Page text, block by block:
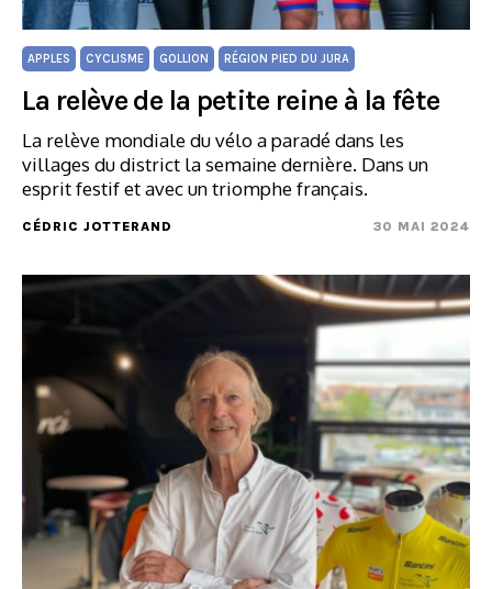
APPLES CYCLISME GOLLION RÉGION PIED DU JURA
La relève de la petite reine à la fête
La relève mondiale du vélo a paradé dans les
villages du district la semaine dernière. Dans un
esprit festif et avec un triomphe français.
CÉDRIC JOTTERAND 30 MAI 2024